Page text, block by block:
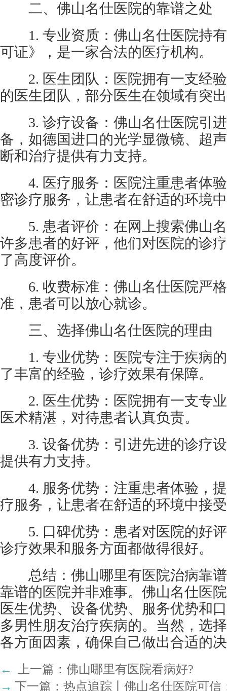
二、佛山名仕医院的靠谱之处
1. 专业资质：佛山名仕医院持有
可证》，是一家合法的医疗机构。
2. 医生团队：医院拥有一支经验
的医生团队，部分医生在领域有突
3. 诊疗设备：佛山名仕医院引进
备，如德国进口的光学显微镜、超
断和治疗提供有力支持。
4. 医疗服务：医院注重患者体验
密诊疗服务，让患者在舒适的环境
5. 患者评价：在网上搜索佛山名
许多患者的好评，他们对医院的诊
了高度评价。
6. 收费标准：佛山名仕医院严格
准，患者可以放心就诊。
三、选择佛山名仕医院的理由
1. 专业优势：医院专注于疾病的
了丰富的经验，诊疗效果有保障。
2. 医生优势：医院拥有一支专业
医术精湛，对待患者认真负责。
3. 设备优势：引进先进的诊疗设
提供有力支持。
4. 服务优势：注重患者体验，提
疗服务，让患者在舒适的环境中接
5. 口碑优势：患者对医院的好评
诊疗效果和服务方面都做得很好。
总结：佛山哪里有医院治病靠谱
靠谱的医院并非难事。佛山名仕医
医生优势、设备优势、服务优势和
多男性朋友治疗疾病的。当然，选
各方面因素，确保自己做出合适的
← 上一篇： 佛山哪里有医院看病好?
→ 下一篇： 热点追踪丨佛山名仕医院可信